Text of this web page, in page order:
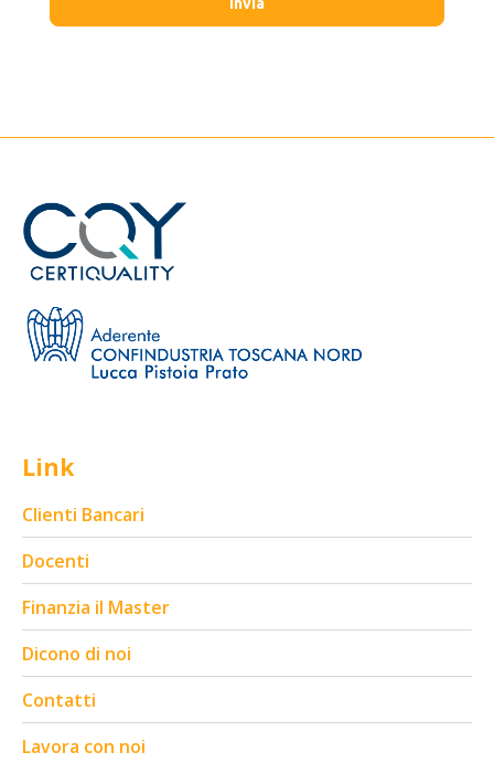
Link
Clienti Bancari
Docenti
Finanzia il Master
Dicono di noi
Contatti
Lavora con noi